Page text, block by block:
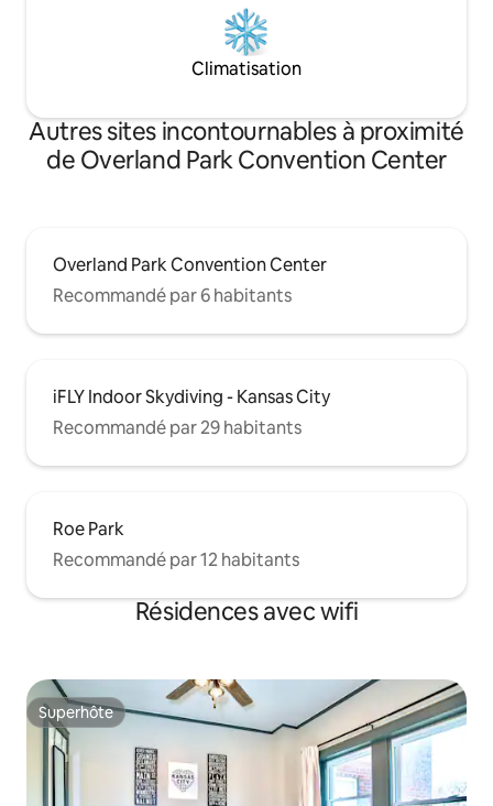
Climatisation
Autres sites incontournables à proximité
de Overland Park Convention Center
Overland Park Convention Center
Recommandé par 6 habitants
iFLY Indoor Skydiving - Kansas City
Recommandé par 29 habitants
Roe Park
Recommandé par 12 habitants
Résidences avec wifi
Superhôte
Superhôte